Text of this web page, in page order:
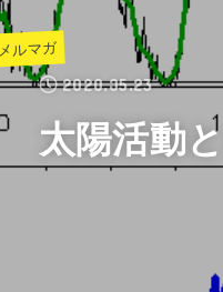
メルマガ
2020.05.23
太陽活動